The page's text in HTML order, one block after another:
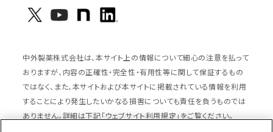
中外製薬株式会社は、本サイト上の情報について細心の注意を払って
おりますが、内容の正確性・完全性・有用性等に関して保証するもの
ではなく、また、本サイトおよび本サイトに掲載されている情報を利用
することにより発生したいかなる損害についても責任を負うものでは
ありません。詳細は下記「ウェブサイト利用規定」をご覧ください。